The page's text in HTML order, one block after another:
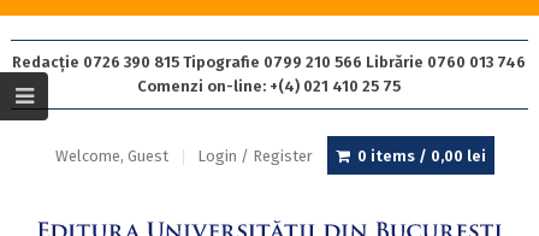
Redacție 0726 390 815 Tipografie 0799 210 566 Librărie 0760 013 746
Comenzi on-line: +(4) 021 410 25 75
Welcome, Guest Login / Register 0 items / 0,00 lei